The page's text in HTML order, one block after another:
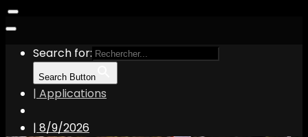
Search for:
Search Button
| Applications
| 8/9/2026